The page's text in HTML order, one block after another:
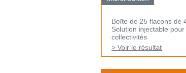
Boîte de 25 flacons de
Solution injectable
collectivités
> Voir le résultat